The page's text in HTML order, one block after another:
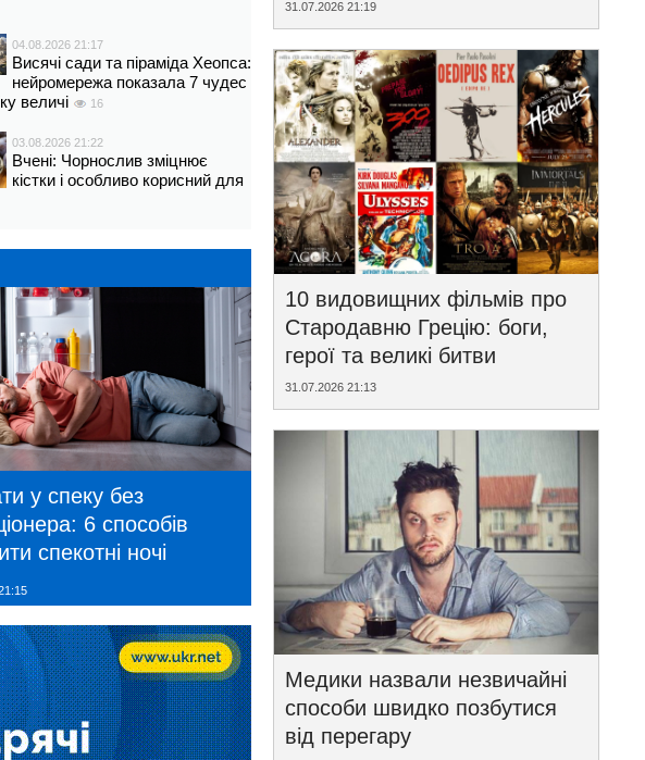
04.08.2026 21:17
Висячі сади та піраміда Хеопса:
нейромережа показала 7 чудес
величі
16
03.08.2026 21:22
Вчені: Чорнослив зміцнює
кістки і особливо корисний для
у спеку без
6 способів
спекотні ночі
31.07.2026 21:19
10 видовищних фільмів про
Стародавню Грецію: боги,
герої та великі битви
31.07.2026 21:13
Медики назвали незвичайні
способи швидко позбутися
від перегару